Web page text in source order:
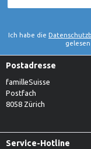
Ich habe die
Postadresse
familleSuisse
Postfach
8058 Zürich
Service-Hotline